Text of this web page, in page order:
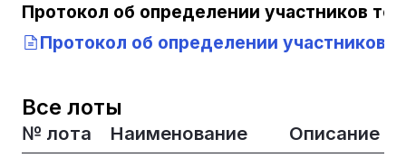
Протокол об определении участников
Протокол об определении участников
Все лоты
№ лота Наименование Описание